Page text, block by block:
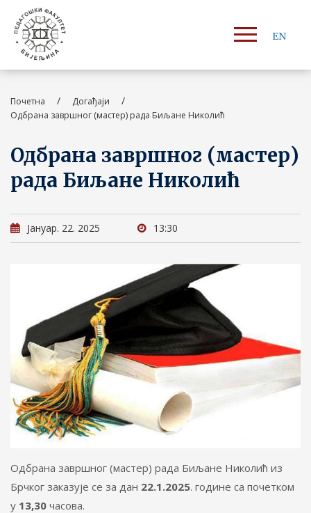
EN
Почетна / Догађаји /
Одбрана завршног (мастер) рада Биљане Николић
Одбрана завршног (мастер)
рада Биљане Николић
Јануар. 22. 2025 13:30
Одбрана завршног (мастер) рада Биљане Николић из
Брчког заказује се за дан 22.1.2025. године са почетком
у 13,30 часова.